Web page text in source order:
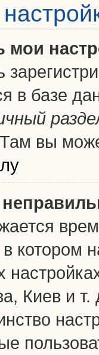
мои
в базе
вы
в котором
Киев и